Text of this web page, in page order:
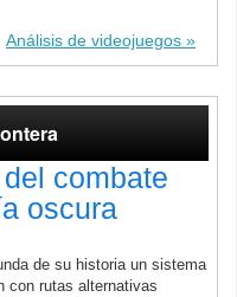
Análisis de videojuegos
combate
oscura
de su historia un sistema
con rutas alternativas